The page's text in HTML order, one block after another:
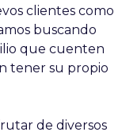
clientes como
buscando
que cuenten
tener su propio
de diversos